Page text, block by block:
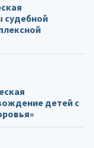
судебной
детей с